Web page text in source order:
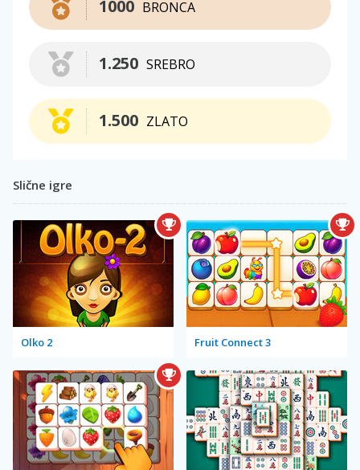
BRONCA
1000
SREBRO
1.250
ZLATO
1.500
Slične igre
Olko 2 Fruit Connect 3